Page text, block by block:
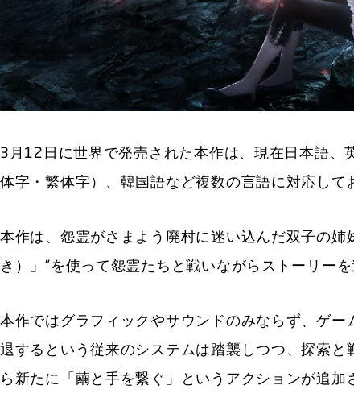
3月12日に世界で発売された本作は、現在日本語、
体字・繁体字）、韓国語など複数の言語に対応して
本作は、怨霊がさまよう廃村に迷い込んだ双子の
き）」”を使って怨霊たちと戦いながらストーリー
本作ではグラフィックやサウンドのみならず、ゲ
退するという従来のシステムは踏襲しつつ、探索
ら新たに「繭と手を繋ぐ」というアクションが追